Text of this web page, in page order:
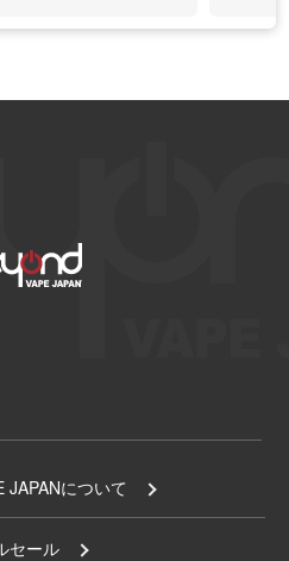
JAPANについて
セール